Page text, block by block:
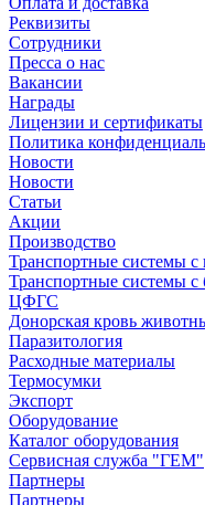
Реквизиты
Сотрудники
Пресса о нас
Вакансии
Награды
Лицензии и сертификаты
Политика
Новости
Новости
Статьи
Акции
Производство
Транспортные системы с
Транспортные системы с
ЦФГС
Донорская кровь
Паразитология
Расходные материалы
Термосумки
Экспорт
Оборудование
Каталог оборудования
Сервисная служба "ГЕМ"
Партнеры
Партнеры